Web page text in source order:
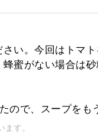
い。今回はトマ
蜜がない場合は
ので、スープをも
す。